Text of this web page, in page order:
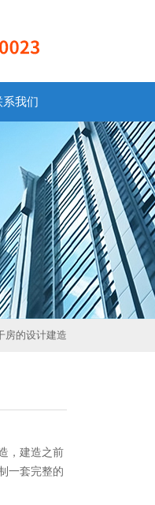
系我们
房的设计建造
，建造之前
一套完整的